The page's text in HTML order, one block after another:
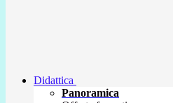
Didattica
Panoramica